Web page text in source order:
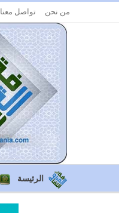
من نحن تواصل معنا
الرئيسة